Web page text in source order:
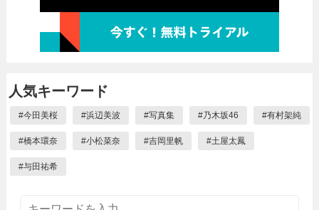
人気キーワード
#今田美桜 #浜辺美波 #写真集 #乃木坂46 #有村架純
#橋本環奈 #小松菜奈 #吉岡里帆 #土屋太鳳
#与田祐希